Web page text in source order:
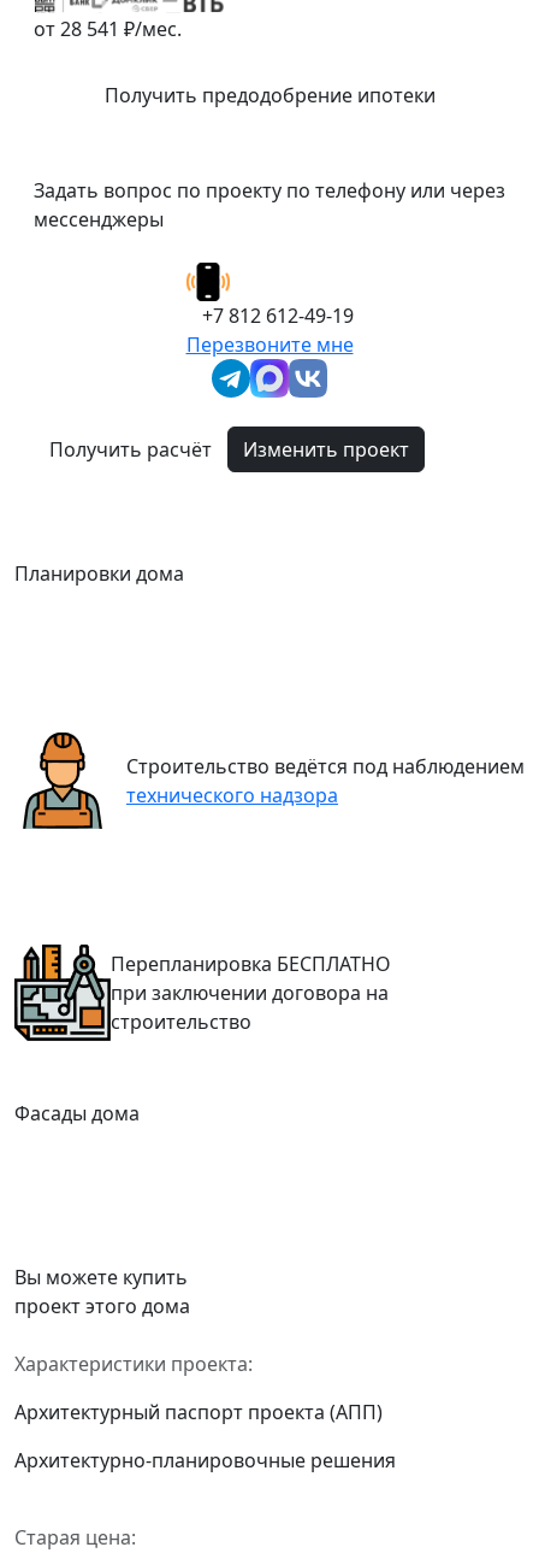
от 28 541 ₽/мес.
Получить предодобрение ипотеки
Задать вопрос по проекту по телефону или через
мессенджеры
+7 812 612-49-19
Перезвоните мне
Получить расчёт Изменить проект
Планировки дома
Строительство ведётся под наблюдением
технического надзора
Перепланировка БЕСПЛАТНО
при заключении договора на
строительство
Фасады дома
Вы можете купить
проект этого дома
Характеристики проекта:
Архитектурный паспорт проекта (АПП)
Архитектурно-планировочные решения
Старая цена: